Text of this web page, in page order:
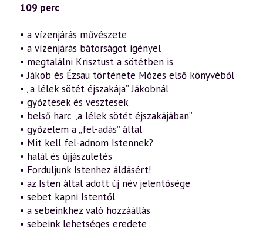
109 perc
• a vízenjárás művészete
• a vízenjárás bátorságot igényel
• megtalálni Krisztust a sötétben is
• Jákob és Ézsau története Mózes első könyvéből
• „a lélek sötét éjszakája” Jákobnál
• győztesek és vesztesek
• belső harc „a lélek sötét éjszakájában”
• győzelem a „fel-adás” által
• Mit kell fel-adnom Istennek?
• halál és újjászületés
• Forduljunk Istenhez áldásért!
• az Isten által adott új név jelentősége
• sebet kapni Istentől
• a sebeinkhez való hozzáállás
• sebeink lehetséges eredete